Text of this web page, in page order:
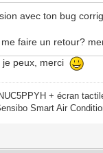
avec ton bug
faire un retour?
je peux, merci
+ écran
Smart Air